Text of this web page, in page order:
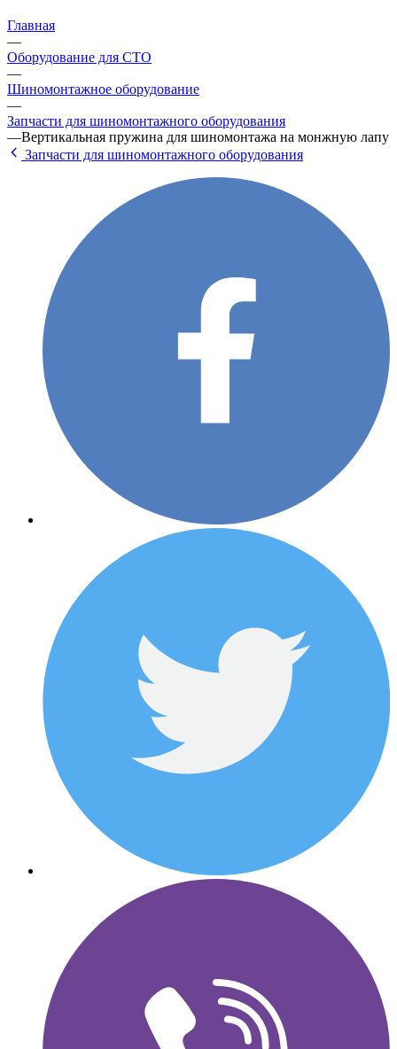
Главная
—
Оборудование для СТО
—
Шиномонтажное оборудование
—
Запчасти для шиномонтажного оборудования
—Вертикальная пружина для шиномонтажа на монжную лапу
Запчасти для шиномонтажного оборудования